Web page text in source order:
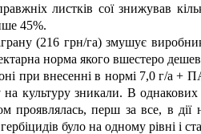
листків сої знижував
45%.
(216 грн/га) змушує
норма якого вшестеро
при внесенні в нормі 7,0 г/а +
культуру зникали. В
проявлялась, перш за все, в
було на одному рівні і